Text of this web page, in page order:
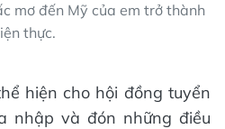
mơ đến Mỹ của em trở thành
thực.
hiện cho hội đồng tuyển
nhập và đón những điều